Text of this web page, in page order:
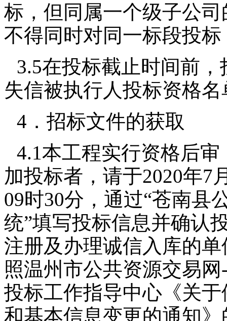
标，但同属一个级子公
不得同时对同一标段投
3.5在投标截止时间前
失信被执行人投标资格
4．招标文件的获取
4.1本工程实行资格后
加投标者，请于2020年7
09时30分，通过“苍南县
统”填写投标信息并确认
注册及办理诚信入库的
照温州市公共资源交易
投标工作指导中心《关
和基本信息变更的通知